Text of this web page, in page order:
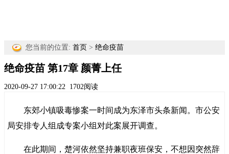
您当前的位置: 首页 > 绝命疫苗
绝命疫苗 第17章 颜菁上任
2020-09-27 17:00:22 1702阅读
东郊小镇吸毒惨案一时间成为东泽市头条新闻。市公安
局安排专人组成专案小组对此案展开调查。
在此期间，楚河依然坚持兼职夜班保安，不想因突然辞